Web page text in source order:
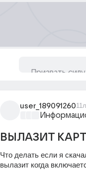
user_189091260
ВЫЛАЗИТ
Что делать если я
вылазит когда